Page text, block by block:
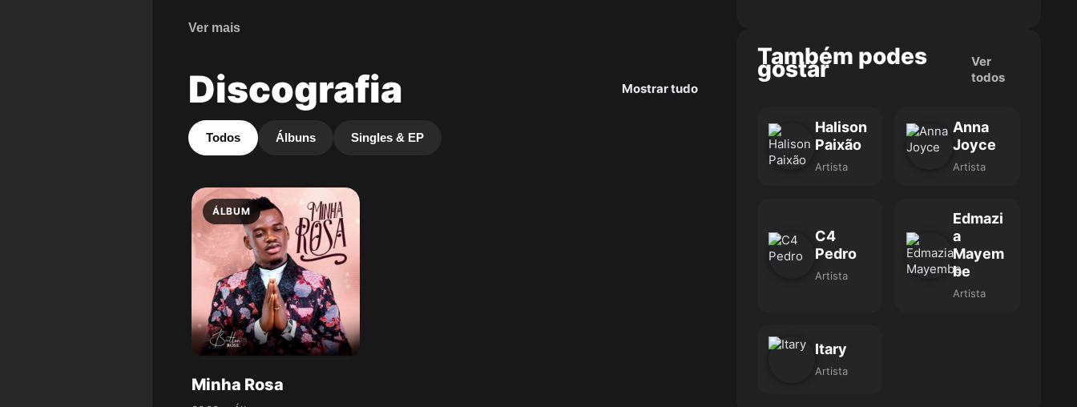
Ver mais
Discografia Mostrar tudo
Todos Álbuns Singles & EP
ÁLBUM
Minha Rosa
Também podes
gostar
Ver
todos
Halison
Paixão
Artista
Anna
Joyce
Artista
C4
Pedro
Artista
Edmazi
a
Mayem
be
Artista
Itary
Artista